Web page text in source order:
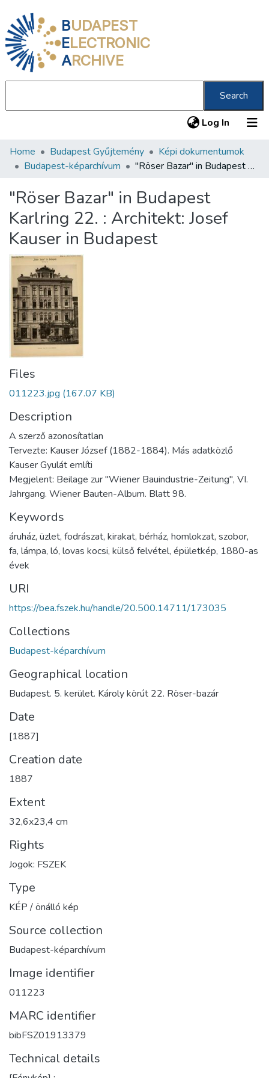
BUDAPEST
ELECTRONIC
ARCHIVE
Search
Log In (current)
Communities & Collections
Statistics
About us
Home Budapest Gyűjtemény
Képi dokumentumok
Budapest-képarchívum
"Röser Bazar" in Budapest Karlring 22. : Architekt: Josef Kauser in Budapest
"Röser Bazar" in Budapest
Karlring 22. : Architekt: Josef
Kauser in Budapest
Files
011223.jpg (167.07 KB)
Description
A szerző azonosítatlan
Tervezte: Kauser József (1882-1884). Más adatközlő
Kauser Gyulát említi
Megjelent: Beilage zur "Wiener Bauindustrie-Zeitung", VI.
Jahrgang. Wiener Bauten-Album. Blatt 98.
Keywords
áruház, üzlet, fodrászat, kirakat, bérház, homlokzat, szobor,
fa, lámpa, ló, lovas kocsi, külső felvétel, épületkép, 1880-as
évek
URI
https://bea.fszek.hu/handle/20.500.14711/173035
Collections
Budapest-képarchívum
Geographical location
Budapest. 5. kerület. Károly körút 22. Röser-bazár
Date
[1887]
Creation date
1887
Extent
32,6x23,4 cm
Rights
Jogok: FSZEK
Type
KÉP / önálló kép
Source collection
Budapest-képarchívum
Image identifier
011223
MARC identifier
bibFSZ01913379
Technical details